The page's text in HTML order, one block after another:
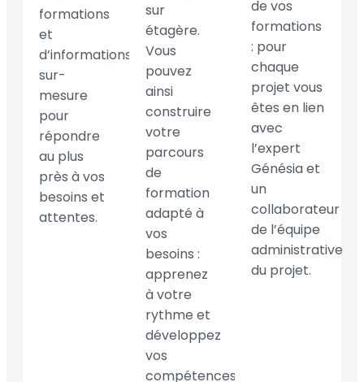
formations
et
d’informations
sur-
mesure
pour
répondre
au plus
près à vos
besoins et
attentes.
sur
étagère.
Vous
pouvez
ainsi
construire
votre
parcours
de
formation
adapté à
vos
besoins :
apprenez
à votre
rythme et
développez
vos
compétences.
de vos
formations
: pour
chaque
projet vous
êtes en lien
avec
l’expert
Génésia et
un
collaborateur
de l’équipe
administrative
du projet.